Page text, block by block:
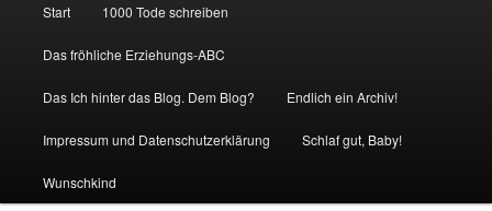
Start 1000 Tode schreiben
Das fröhliche Erziehungs-ABC
Das Ich hinter das Blog. Dem Blog? Endlich ein Archiv!
Impressum und Datenschutzerklärung Schlaf gut, Baby!
Wunschkind